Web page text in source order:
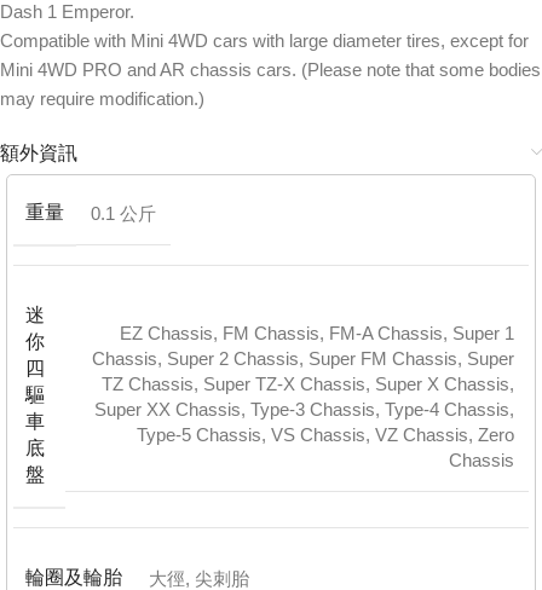
Dash 1 Emperor.
Compatible with Mini 4WD cars with large diameter tires, except for
Mini 4WD PRO and AR chassis cars. (Please note that some bodies
may require modification.)
額外資訊
重量 0.1 公斤
迷
你
四
驅
車
底
盤
EZ Chassis, FM Chassis, FM-A Chassis, Super 1
Chassis, Super 2 Chassis, Super FM Chassis, Super
TZ Chassis, Super TZ-X Chassis, Super X Chassis,
Super XX Chassis, Type-3 Chassis, Type-4 Chassis,
Type-5 Chassis, VS Chassis, VZ Chassis, Zero
Chassis
輪圈及輪胎 大徑, 尖刺胎